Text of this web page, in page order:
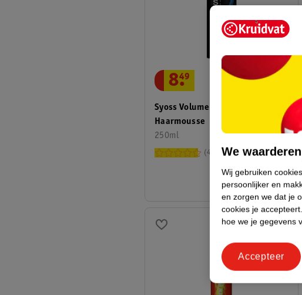
Syoss Volume Hold 4
Haarmousse
250ml
8.
49
46 We
Wij gebruiken
persoonlijker en
en zorgen we dat je
cookies je accepteert.
hoe we je gegevens
Accepteer